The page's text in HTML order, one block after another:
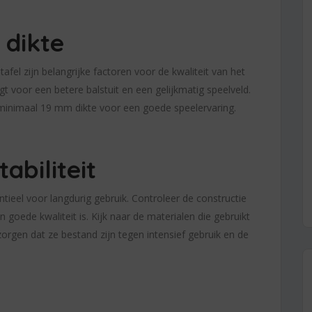
dikte
zijn belangrijke factoren voor de kwaliteit van het
voor een betere balstuit en een gelijkmatig speelveld.
19 mm dikte voor een goede speelervaring.
voor langdurig gebruik. Controleer de constructie
kwaliteit is. Kijk naar de materialen die gebruikt
dat ze bestand zijn tegen intensief gebruik en de